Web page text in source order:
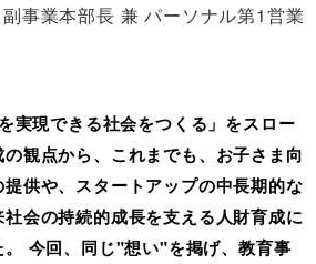
事業本部長 兼 パーソナル第1営業
実現できる社会をつくる」をスロー
観点から、これまでも、お子さま向
供や、スタートアップの中長期的な
会の持続的成長を支える人財育成に
今回、同じ"想い"を掲げ、教育事